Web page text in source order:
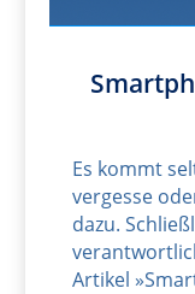
Es kommt
vergesse
dazu.
Artikel